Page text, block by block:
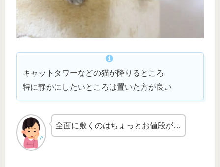
キャットタワーなどの猫が降りるところ
特に静かにしたいところは置いた方が良い
全面に敷くのはちょっとお値段が…